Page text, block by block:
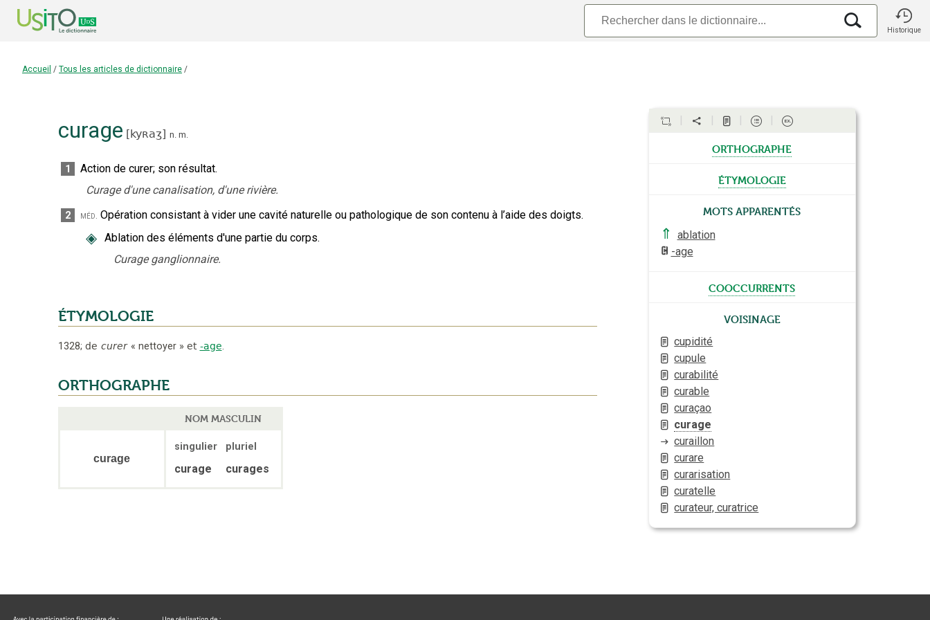
Historique
Accueil / Tous les articles de dictionnaire /
curage [kyʀaʒ] n. m.
1 Action de curer; son résultat.
Curage d'une canalisation, d'une rivière.
2 méd. Opération consistant à vider une cavité naturelle ou pathologique de son contenu à l’aide des doigts.
◈ Ablation des éléments d'une partie du corps.
Curage ganglionnaire.
ÉTYMOLOGIE
1328; de curer « nettoyer » et -age.
ORTHOGRAPHE
NOM MASCULIN
curage
singulier pluriel
curage curages
orthographe
étymologie
Mots apparentés
⇑
ablation
-age
cooccurrents
Voisinage
cupidité
cupule
curabilité
curable
curaçao
curage
curaillon
curare
curarisation
curatelle
curateur, curatrice